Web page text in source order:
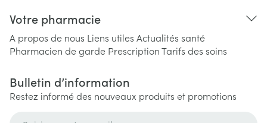
Votre pharmacie
A propos de nous Liens utiles Actualités santé
Pharmacien de garde PrescriptionTarifs des soins
Bulletin d’information
Restez informé des nouveaux produits et promotions